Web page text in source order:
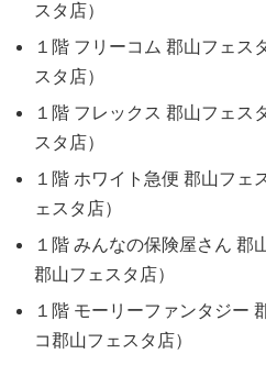
スタ店）
１階 フリーコム 郡山フェス
スタ店）
１階 フレックス 郡山フェス
スタ店）
１階 ホワイト急便 郡山フェ
ェスタ店）
１階 みんなの保険屋さん 郡
郡山フェスタ店）
１階 モーリーファンタジー
コ郡山フェスタ店）